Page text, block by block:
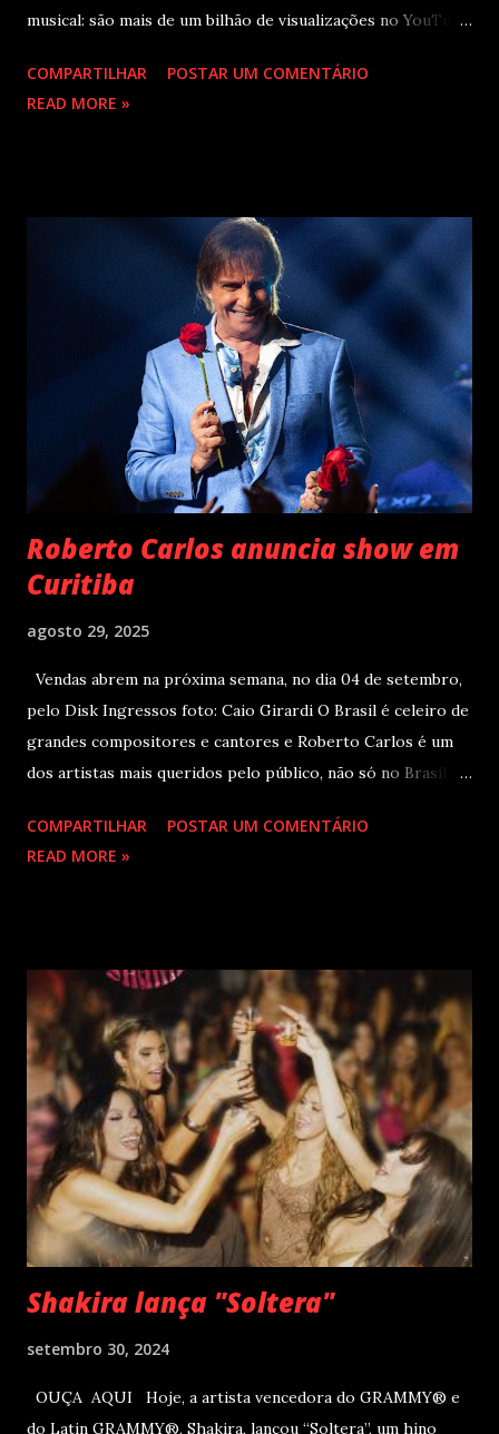
musical: são mais de um bilhão de visualizações no YouTube,
10 milhões de seguidores nas redes sociais, além de figurar
entre os nomes da prestigiada lista Forbes Under 30 de
milhões de plays em menos de 24 horas após o
lançamento. Com uma estética mais madura, o álbum marca
um novo capítulo na carreira do artista e, agora, ganha os
palcos por meio da EVOM Tour, que fez sua estreia
recentemente em São Paulo. Com realização da 30e ,
Supernova Ent e Prime , a escala em Curitiba aco...
COMPARTILHAR
POSTAR UM COMENTÁRIO
READ MORE »
Roberto Carlos anuncia show em
Curitiba
agosto 29, 2025
Vendas abrem na próxima semana, no dia 04 de setembro,
pelo Disk Ingressos foto: Caio Girardi O Brasil é celeiro de
grandes compositores e cantores e Roberto Carlos é um
dos artistas mais queridos pelo público, não só no Brasil
lançados em seu país tem sua carreira pautada em
lançamentos simultâneos em português e espanhol desde a
feira), quando Roberto Carlos se apresentará em Curitiba
– PR , na Teatro Positivo (Rua Prof. Pedro Viriato Parigot
de Souza, 5300 - Campo Comprido, Curitiba - PR). Abertura
das vendas on-line e físicas no dia 04 de setembro ao meio
dia. A produção e realização são da Cult! Produções, RW7
Production& Entertainment e RC Produções. Roberto
Carlos começou o ano de 2025 se apresentando n...
COMPARTILHAR
POSTAR UM COMENTÁRIO
READ MORE »
Shakira lança "Soltera"
setembro 30, 2024
OUÇA AQUI Hoje, a artista vencedora do GRAMMY® e
do Latin GRAMMY®, Shakira, lançou “Soltera”, um hino